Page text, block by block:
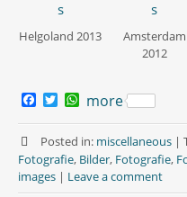
Helgoland 2013
Amsterdam
2012
c
e
b
o
o
T
i
t
t
e
r
W
a
t
s
A
p
more
Posted in: miscellaneous |
Fotografie, Bilder, Fotografie,
images | Leave a comment